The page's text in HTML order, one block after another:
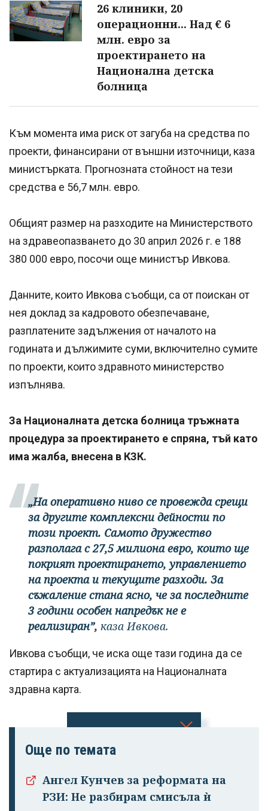
Успешно
профила си!
26 клиники, 20
операционни... Над € 6
млн. евро за
проектирането на
Национална детска
болница
Към момента има риск от загуба на средства по
проекти, финансирани от външни източници, каза
министърката. Прогнозната стойност на тези
средства е 56,7 млн. евро.
Общият размер на разходите на Министерството
на здравеопазването до 30 април 2026 г. е 188
380 000 евро, посочи още министър Ивкова.
Данните, които Ивкова съобщи, са от поискан от
нея доклад за кадровото обезпечаване,
разплатените задължения от началото на
годината и дължимите суми, включително сумите
по проекти, които здравното министерство
изпълнява.
За Националната детска болница тръжната
процедура за проектирането е спряна, тъй като
има жалба, внесена в КЗК.
„На оперативно ниво се провежда срещи
за другите комплексни дейности по
този проект. Самото дружество
разполага с 27,5 милиона евро, които ще
покрият проектирането, управлението
на проекта и текущите разходи. За
съжаление стана ясно, че за последните
3 години особен напредък не е
реализиран”, каза Ивкова.
Ивкова съобщи, че иска още тази година да се
стартира с актуализацията на Националната
здравна карта.
Още по темата
Ангел Кунчев за реформата на
РЗИ: Не разбирам смисъла ѝ